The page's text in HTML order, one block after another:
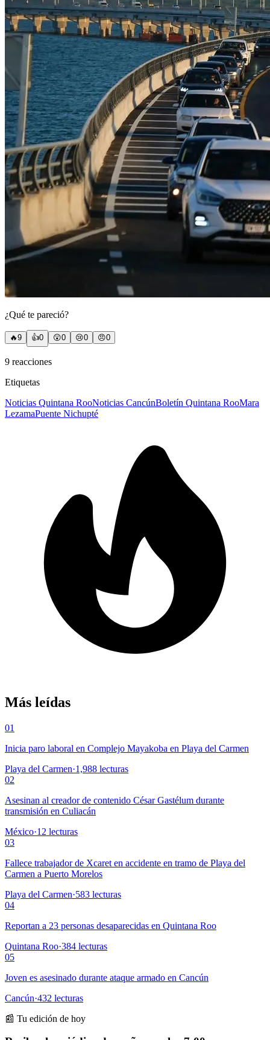
¿Qué te pareció?
🔥9 👍0 😲0 😢0 😠0
9 reacciones
Etiquetas
Noticias Quintana RooNoticias CancúnBoletín Quintana RooMara
LezamaPuente Nichupté
Más leídas
01
Inicia paro laboral en Complejo Mayakoba en Playa del Carmen
Playa del Carmen·1,988 lecturas
02
Asesinan al creador de contenido César Gastélum durante
transmisión en Culiacán
México·12 lecturas
03
Fallece trabajador de Xcaret en accidente en tramo de Playa del
Carmen a Puerto Morelos
Playa del Carmen·583 lecturas
04
Reportan a 23 personas desaparecidas en Quintana Roo
Quintana Roo·384 lecturas
05
Joven es asesinado durante ataque armado en Cancún
Cancún·432 lecturas
📰 Tu edición de hoy